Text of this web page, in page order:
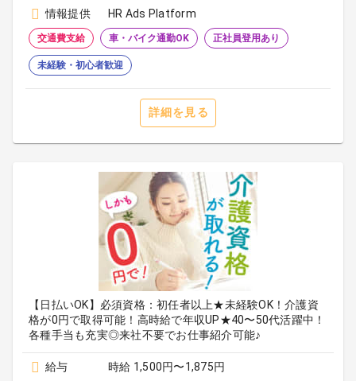
情報提供
HR Ads Platform
交通費支給 車・バイク通勤OK 正社員登用あり
未経験・初心者歓迎
詳細を見る
【日払いOK】必須資格：初任者以上★未経験OK！介護資
格が0円で取得可能！高時給で年収UP★40〜50代活躍中！
各種手当も充実◎来社不要でお仕事紹介可能♪
給与
時給 1,500円〜1,875円